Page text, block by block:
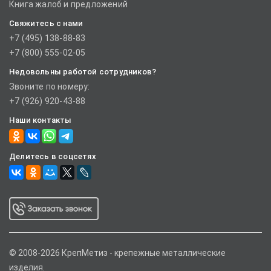
Книга жалоб и предложений
Свяжитесь с нами
+7 (495) 138-88-83
+7 (800) 555-02-05
Недовольны работой сотрудников?
Звоните по номеру:
+7 (926) 920-43-88
Наши контакты
Делитесь в соцсетях
© 2008-2026 КрепМетиз - крепежные металлические
изделия.